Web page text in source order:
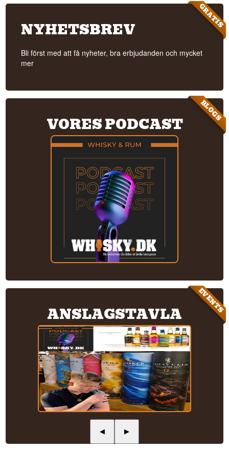
GRATIS
NYHETSBREV
Bli först med att få nyheter, bra erbjudanden och mycket
mer
BLOGS
VORES PODCAST
EVENTS
ANSLAGSTAVLA
◀ ▶